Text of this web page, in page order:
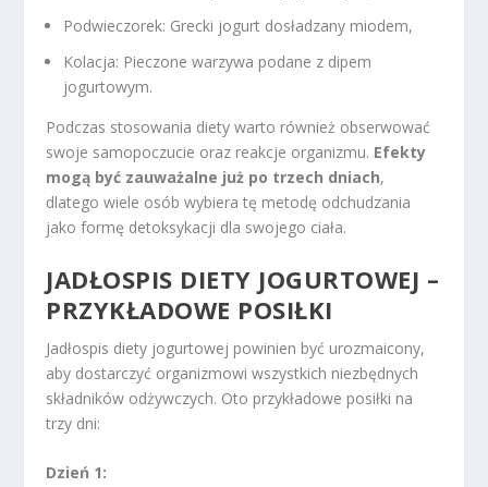
Podwieczorek: Grecki jogurt dosładzany miodem,
Kolacja: Pieczone warzywa podane z dipem
jogurtowym.
Podczas stosowania diety warto również obserwować
swoje samopoczucie oraz reakcje organizmu. Efekty
mogą być zauważalne już po trzech dniach,
dlatego wiele osób wybiera tę metodę odchudzania
jako formę detoksykacji dla swojego ciała.
JADŁOSPIS DIETY JOGURTOWEJ –
PRZYKŁADOWE POSIŁKI
Jadłospis diety jogurtowej powinien być urozmaicony,
aby dostarczyć organizmowi wszystkich niezbędnych
składników odżywczych. Oto przykładowe posiłki na
trzy dni:
Dzień 1: